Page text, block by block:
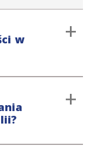
w
sądu. Jeśli